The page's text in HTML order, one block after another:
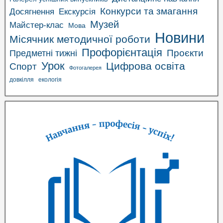
Досягнення Екскурсія Конкурси та змагання
Майстер-клас Мова Музей
Місячник методичної роботи Новини
Предметні тижні Профорієнтація Проєкти
Спорт Урок Фотогалерея Цифрова освіта
довкілля екологія